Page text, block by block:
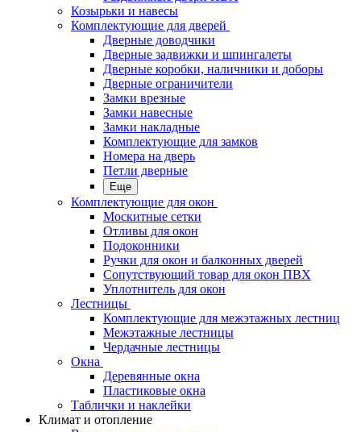
Козырьки и навесы
Комплектующие для дверей
Дверные доводчики
Дверные задвижки и шпингалеты
Дверные коробки, наличники и доборы
Дверные ограничители
Замки врезные
Замки навесные
Замки накладные
Комплектующие для замков
Номера на дверь
Петли дверные
Еще
Комплектующие для окон
Москитные сетки
Отливы для окон
Подоконники
Ручки для окон и балконных дверей
Сопутствующий товар для окон ПВХ
Уплотнитель для окон
Лестницы
Комплектующие для межэтажных лестниц
Межэтажные лестницы
Чердачные лестницы
Окна
Деревянные окна
Пластиковые окна
Таблички и наклейки
Климат и отопление